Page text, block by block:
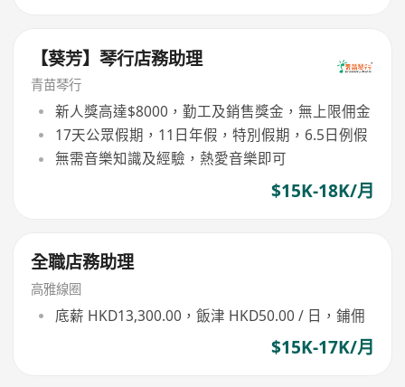
【葵芳】琴行店務助理
青苗琴行
新人獎高達$8000，勤工及銷售獎金，無上限佣金
17天公眾假期，11日年假，特別假期，6.5日例假
無需音樂知識及經驗，熱愛音樂即可
$15K-18K/月
全職店務助理
高雅線圈
底薪 HKD13,300.00，飯津 HKD50.00 / 日，鋪佣
$15K-17K/月